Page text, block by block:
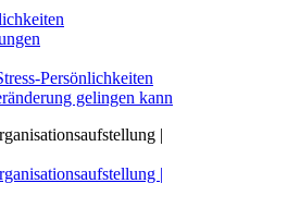
Persönlichkeiten
gelingen kann